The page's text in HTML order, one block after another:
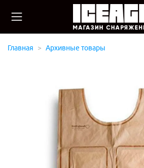
Главная Архивные товары